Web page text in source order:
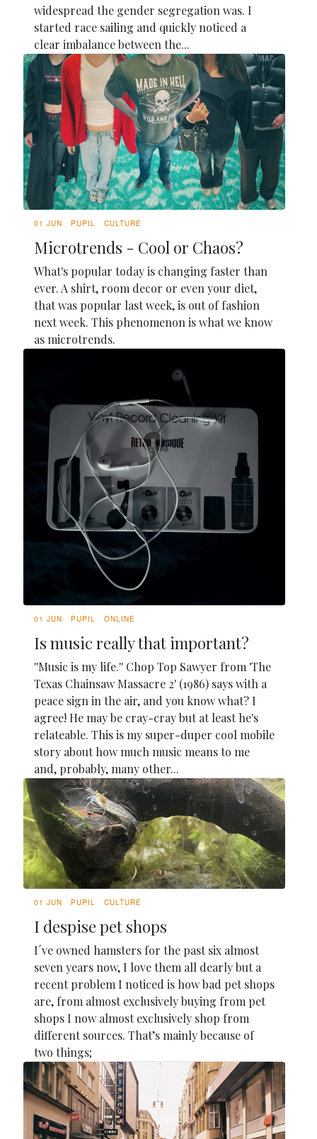
widespread the gender segregation was. I
started race sailing and quickly noticed a
clear imbalance between the...
01 JUN PUPIL CULTURE
Microtrends - Cool or Chaos?
What's popular today is changing faster than
ever. A shirt, room decor or even your diet,
that was popular last week, is out of fashion
next week. This phenomenon is what we know
as microtrends.
01 JUN PUPIL ONLINE
Is music really that important?
''Music is my life.'' Chop Top Sawyer from 'The
Texas Chainsaw Massacre 2' (1986) says with a
peace sign in the air, and you know what? I
agree! He may be cray-cray but at least he's
relateable. This is my super-duper cool mobile
story about how much music means to me
and, probably, many other...
01 JUN PUPIL CULTURE
I despise pet shops
I´ve owned hamsters for the past six almost
seven years now, I love them all dearly but a
recent problem I noticed is how bad pet shops
are, from almost exclusively buying from pet
shops I now almost exclusively shop from
different sources. That’s mainly because of
two things;